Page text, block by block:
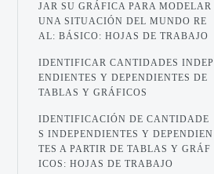
JAR SU GRÁFICA PARA MODELAR
UNA SITUACIÓN DEL MUNDO RE
AL: BÁSICO: HOJAS DE TRABAJO
IDENTIFICAR CANTIDADES INDEP
ENDIENTES Y DEPENDIENTES DE
TABLAS Y GRÁFICOS
IDENTIFICACIÓN DE CANTIDADE
S INDEPENDIENTES Y DEPENDIEN
TES A PARTIR DE TABLAS Y GRÁF
ICOS: HOJAS DE TRABAJO